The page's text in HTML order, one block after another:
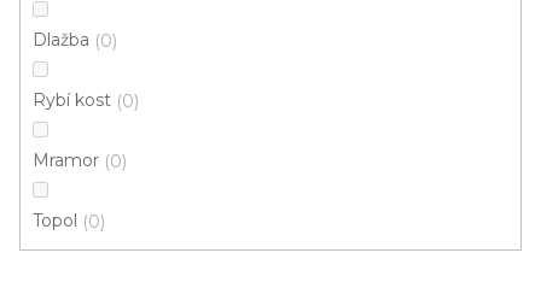
Dlažba 0
Rybí kost 0
Mramor 0
Topol 0
Vinylová podlaha DP 9523 Dub podzimní